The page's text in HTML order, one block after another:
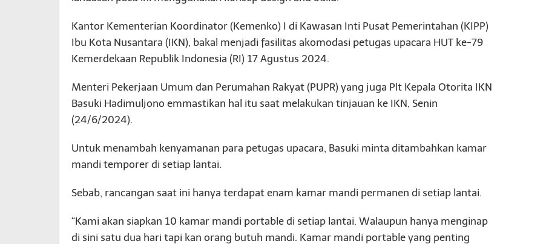
Kantor Kementerian Koordinator (Kemenko) I di Kawasan Inti Pusat Pemerintahan (KIPP)
Ibu Kota Nusantara (IKN), bakal menjadi fasilitas akomodasi petugas upacara HUT ke-79
Kemerdekaan Republik Indonesia (RI) 17 Agustus 2024.
Menteri Pekerjaan Umum dan Perumahan Rakyat (PUPR) yang juga Plt Kepala Otorita IKN
Basuki Hadimuljono emmastikan hal itu saat melakukan tinjauan ke IKN, Senin
(24/6/2024).
Untuk menambah kenyamanan para petugas upacara, Basuki minta ditambahkan kamar
mandi temporer di setiap lantai.
Sebab, rancangan saat ini hanya terdapat enam kamar mandi permanen di setiap lantai.
“Kami akan siapkan 10 kamar mandi portable di setiap lantai. Walaupun hanya menginap
di sini satu dua hari tapi kan orang butuh mandi. Kamar mandi portable yang penting